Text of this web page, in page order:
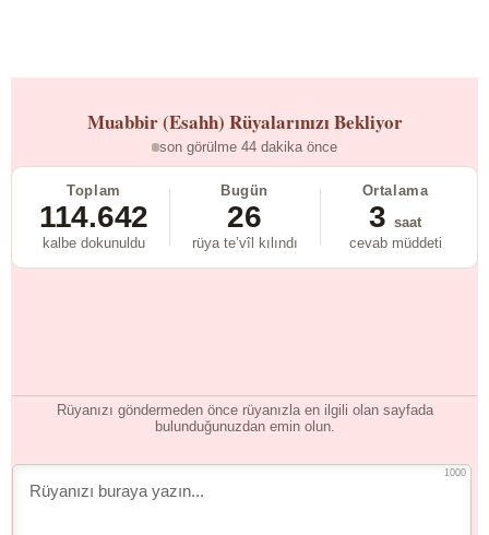
Muabbir (Esahh) Rüyalarınızı Bekliyor
son görülme 44 dakika önce
Toplam
114.642
kalbe dokunuldu
Bugün
26
rüya te’vîl kılındı
Ortalama
3 saat
cevab müddeti
Rüyanızı göndermeden önce rüyanızla en ilgili olan sayfada
bulunduğunuzdan emin olun.
1000